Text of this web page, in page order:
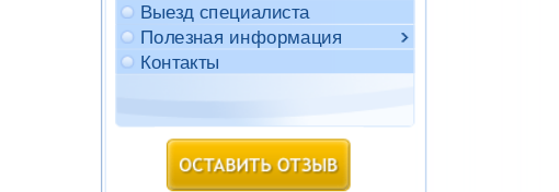
Выезд специалиста
Полезная информация
Контакты